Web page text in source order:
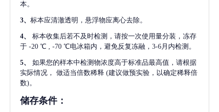
本。
3、 标本应清澈透明，悬浮物应离心去除。
4、
标本收集后若不及时检测，请按一次使用量分装，冻存
于 -20 ℃ , -70 ℃电冰箱内，避免反复冻融，3-6月内检测。
5、
如果您的样本中检测物浓度高于标准品最高值，请根据
实际情况，
做适当倍数稀释 (建议做预实验，以确定稀释倍
数)。
储存条件：